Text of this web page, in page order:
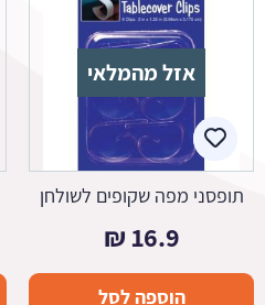
אזל מהמלאי
תופסני מפה שקופים לשולחן
16.9
₪
הוספה לסל